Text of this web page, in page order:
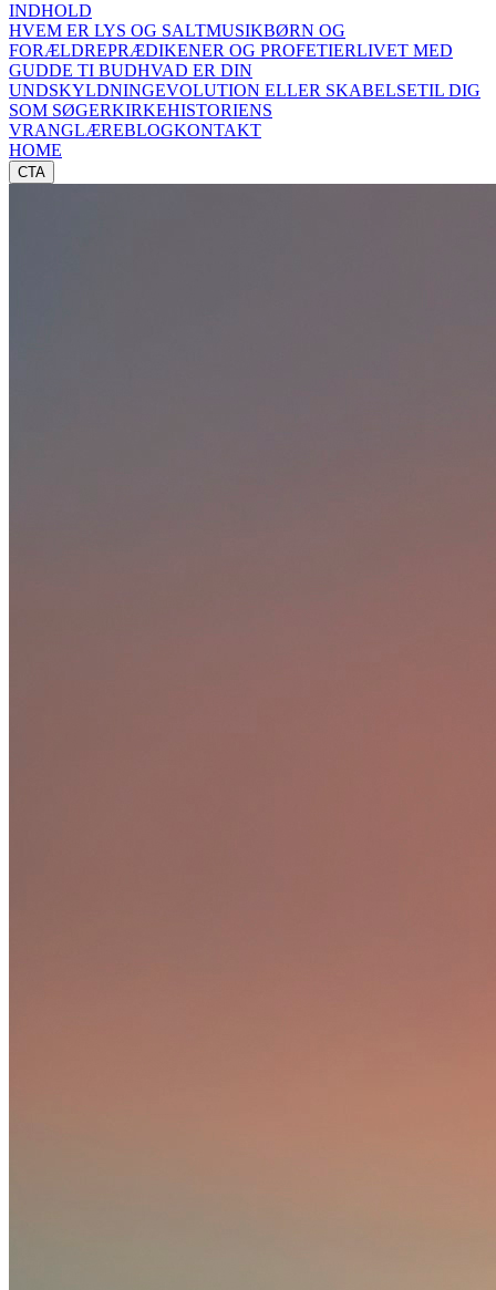
INDHOLD
HVEM ER LYS OG SALTMUSIKBØRN OG
FORÆLDREPRÆDIKENER OG PROFETIERLIVET MED
GUDDE TI BUDHVAD ER DIN
UNDSKYLDNINGEVOLUTION ELLER SKABELSETIL DIG
SOM SØGERKIRKEHISTORIENS
VRANGLÆREBLOGKONTAKT
HOME
CTA